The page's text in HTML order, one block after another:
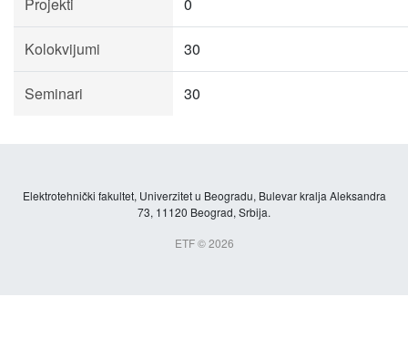
Kolokvijumi 30
Seminari 30
Elektrotehnički fakultet, Univerzitet u Beogradu, Bulevar kralja Aleksandra
73, 11120 Beograd, Srbija.
ETF © 2026